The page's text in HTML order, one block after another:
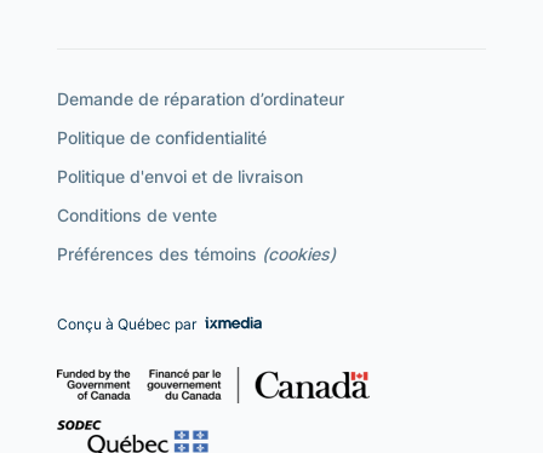
Demande de réparation d’ordinateur
Politique de confidentialité
Politique d'envoi et de livraison
Conditions de vente
Préférences des témoins (cookies)
Conçu à Québec par